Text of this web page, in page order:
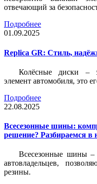
отвечающий за
Подробнее
01.09.2025
Replica GR: Стиль,
Колёсные диски –
элемент автомобиля, это
Подробнее
22.08.2025
Всесезонные шины:
решение? Разбираемся в
Всесезонные шины –
автовладельцев,
резины.